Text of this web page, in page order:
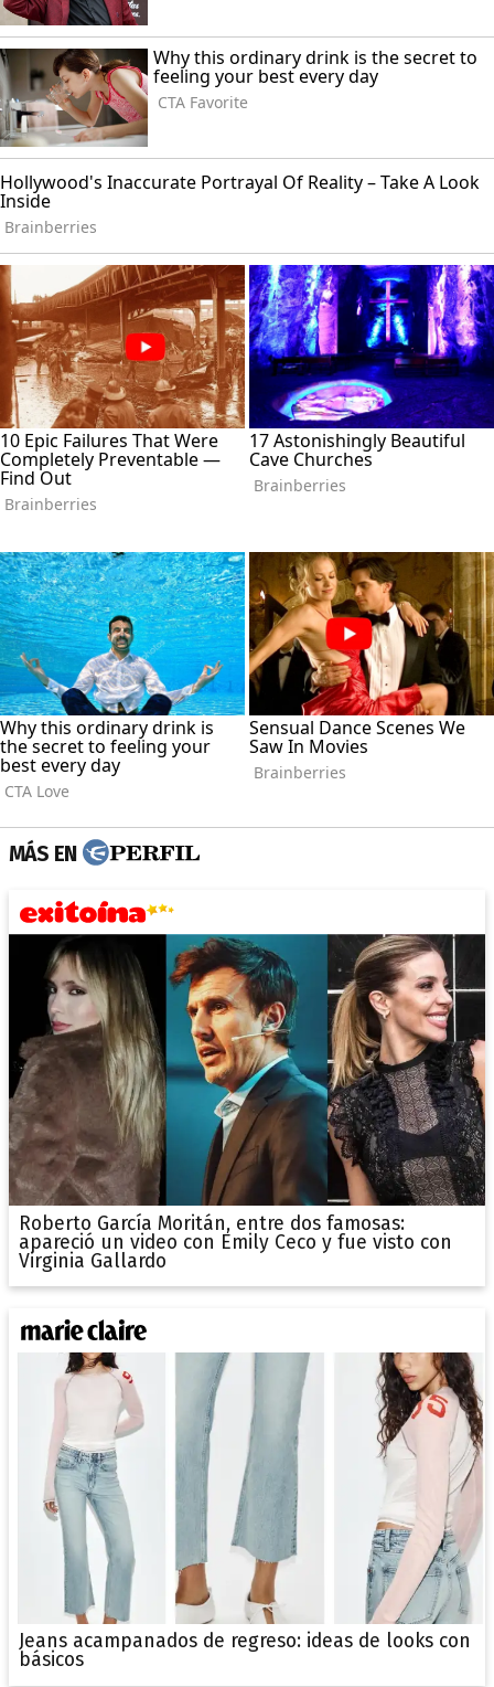
MÁS EN
Roberto García Moritán, entre dos famosas:
apareció un video con Emily Ceco y fue visto con
Virginia Gallardo
Jeans acampanados de regreso: ideas de looks con
básicos